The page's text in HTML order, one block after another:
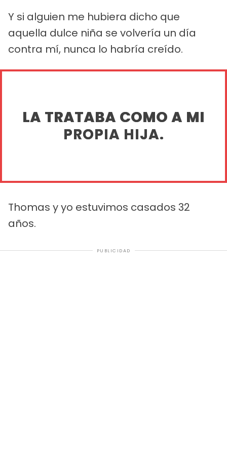
Y si alguien me hubiera dicho que
aquella dulce niña se volvería un día
contra mí, nunca lo habría creído.
LA TRATABA COMO A MI
PROPIA HIJA.
Thomas y yo estuvimos casados 32
años.
PUBLICIDAD